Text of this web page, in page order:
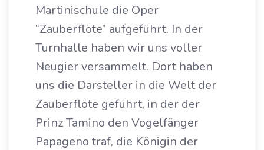
Martinischule die Oper
“Zauberflöte” aufgeführt. In der
Turnhalle haben wir uns voller
Neugier versammelt. Dort haben
uns die Darsteller in die Welt der
Zauberflöte geführt, in der der
Prinz Tamino den Vogelfänger
Papageno traf, die Königin der